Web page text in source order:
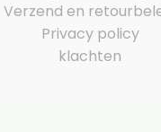
Verzend en
Privacy policy
klachten